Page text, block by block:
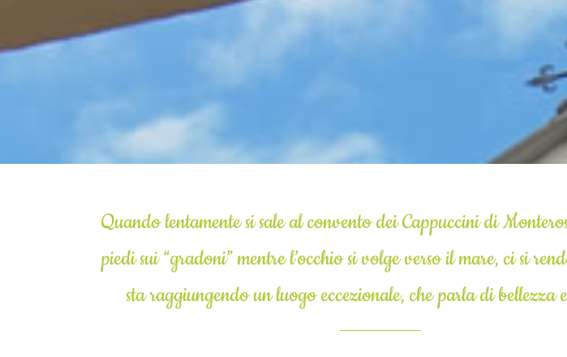
Quando lentamente si sale al convento dei Cappuccini di
piedi sui “gradoni” mentre l’occhio si volge verso il mare, ci si
sta raggiungendo un luogo eccezionale, che parla di bellezza